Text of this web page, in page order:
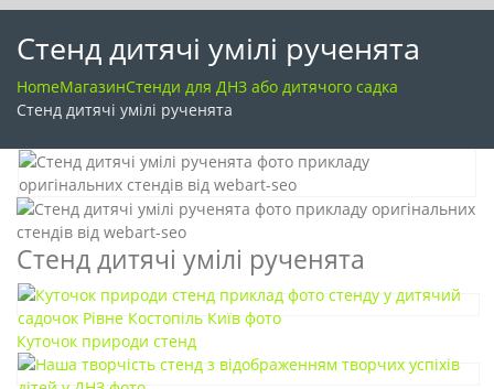
Стенд дитячі умілі рученята
HomeМагазинСтенди для ДНЗ або дитячого садка
Стенд дитячі умілі рученята
Стенд дитячі умілі рученята
Куточок природи стенд